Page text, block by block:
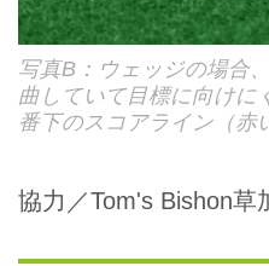
写真B：ウェッジの場合
曲していて目標に向けに
番下のスコアライン（赤
協力／Tom's Bishon草